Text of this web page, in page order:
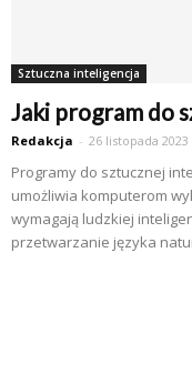
Sztuczna inteligencja
Jaki program do
Redakcja - 26 listopada 2023
Programy do sztucznej
umożliwia komputerom
wymagają ludzkiej
przetwarzanie języka